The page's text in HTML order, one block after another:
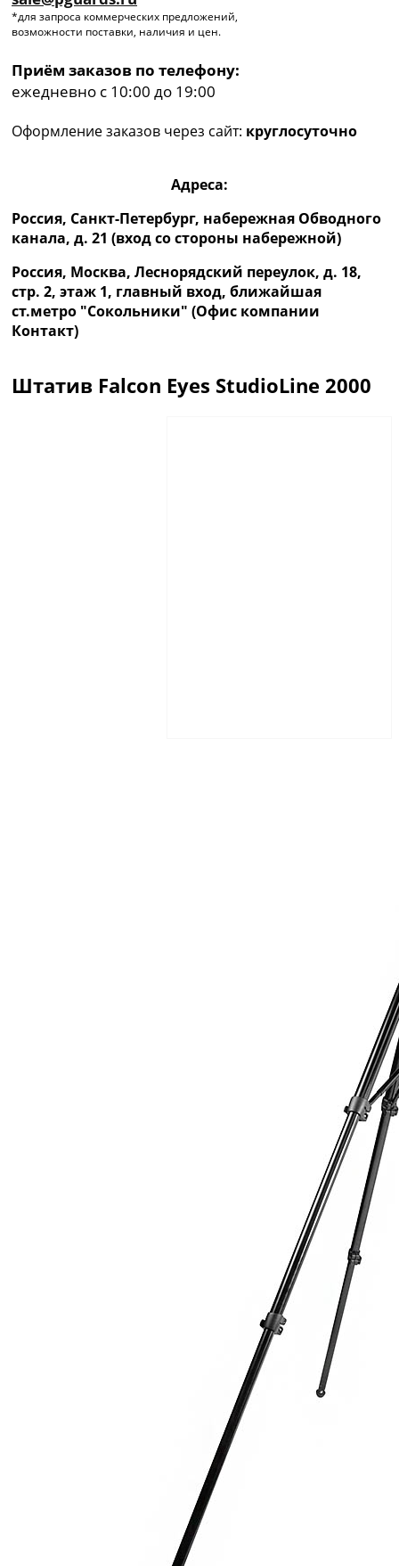
*для запроса коммерческих предложений,
возможности поставки, наличия и цен.
Приём заказов по телефону:
ежедневно с 10:00 до 19:00
Оформление заказов через сайт: круглосуточно
Адреса:
Россия, Санкт-Петербург, набережная Обводного
канала, д. 21 (вход со стороны набережной)
Россия, Москва, Леснорядский переулок, д. 18,
стр. 2, этаж 1, главный вход, ближайшая
ст.метро "Сокольники" (Офис компании
Контакт)
Штатив Falcon Eyes StudioLine 2000